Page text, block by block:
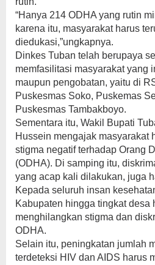
“Hanya 214 ODHA yang rutin
karena itu, masyarakat harus
diedukasi,”ungkapnya.
Dinkes Tuban telah berupaya
memfasilitasi masyarakat yang
maupun pengobatan, yaitu di
Puskesmas Soko, Puskemas
Puskesmas Tambakboyo.
Sementara itu, Wakil Bupati
Hussein mengajak masyarakat
stigma negatif terhadap Orang
(ODHA). Di samping itu,
yang acap kali dilakukan, juga
Kepada seluruh insan
Kabupaten hingga tingkat desa
menghilangkan stigma dan
ODHA.
Selain itu, peningkatan jumlah
terdeteksi HIV dan AIDS harus